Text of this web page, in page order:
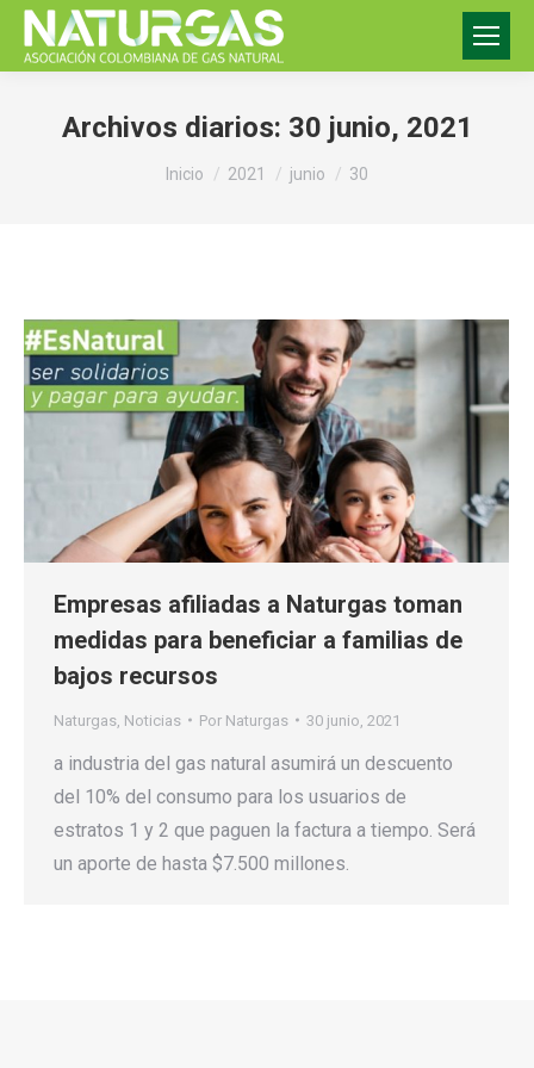
Archivos diarios: 30 junio, 2021
Estás aquí:
Inicio 2021 junio 30
Empresas afiliadas a Naturgas toman
medidas para beneficiar a familias de
bajos recursos
Naturgas Noticias Por Naturgas 30 junio, 2021
a industria del gas natural asumirá un descuento
del 10% del consumo para los usuarios de
estratos 1 y 2 que paguen la factura a tiempo. Será
un aporte de hasta $7.500 millones.